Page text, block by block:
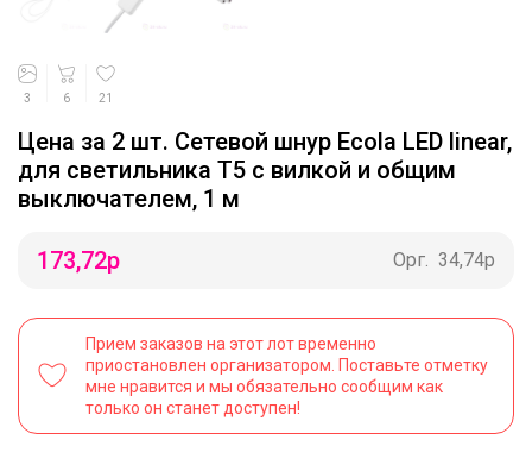
3 6 21
Цена за 2 шт. Сетевой шнур Ecola LED linear,
для светильника T5 с вилкой и общим
выключателем, 1 м
173,72р Орг. 34,74р
Прием заказов на этот лот временно
приостановлен организатором. Поставьте отметку
мне нравится и мы обязательно сообщим как
только он станет доступен!